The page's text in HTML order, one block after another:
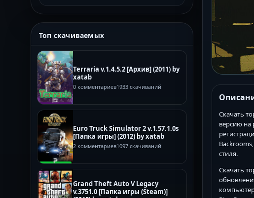
Топ скачиваемых
Terraria v.1.4.5.2 [Архив] (2011) by
xatab
0 комментариев1933 скачиваний
Euro Truck Simulator 2 v.1.57.1.0s
[Папка игры] (2012) by xatab
2 комментариев1097 скачиваний
Grand Theft Auto V Legacy
v.3751.0 [Папка игры (Steam)]
Скачать
версию на
стиля.
Скачать